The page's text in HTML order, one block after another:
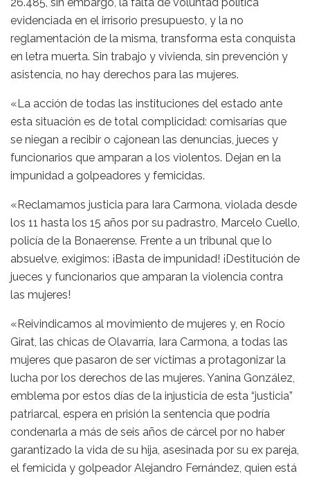
evidenciada en el irrisorio presupuesto, y la no
reglamentación de la misma, transforma esta conquista
en letra muerta. Sin trabajo y vivienda, sin prevención y
asistencia, no hay derechos para las mujeres.
«La acción de todas las instituciones del estado ante
esta situación es de total complicidad: comisarías que
se niegan a recibir o cajonean las denuncias, jueces y
funcionarios que amparan a los violentos. Dejan en la
impunidad a golpeadores y femicidas.
«Reclamamos justicia para Iara Carmona, violada desde
los 11 hasta los 15 años por su padrastro, Marcelo Cuello,
policía de la Bonaerense. Frente a un tribunal que lo
absuelve, exigimos: ¡Basta de impunidad! ¡Destitución de
jueces y funcionarios que amparan la violencia contra
las mujeres!
«Reivindicamos al movimiento de mujeres y, en Rocío
Girat, las chicas de Olavarría, Iara Carmona, a todas las
mujeres que pasaron de ser víctimas a protagonizar la
lucha por los derechos de las mujeres. Yanina González,
emblema por estos días de la injusticia de esta “justicia”
patriarcal, espera en prisión la sentencia que podría
condenarla a más de seis años de cárcel por no haber
garantizado la vida de su hija, asesinada por su ex pareja,
el femicida y golpeador Alejandro Fernández, quien está